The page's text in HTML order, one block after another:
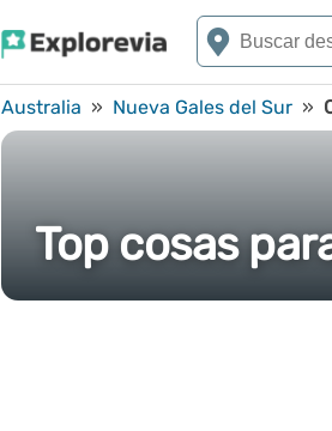
Australia » Nueva Gales del Sur »
Top cosas